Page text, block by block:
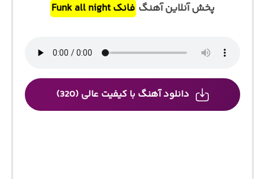
پخش آنلاین آهنگ فانک Funk all night
دانلود آهنگ با کیفیت عالی (320)